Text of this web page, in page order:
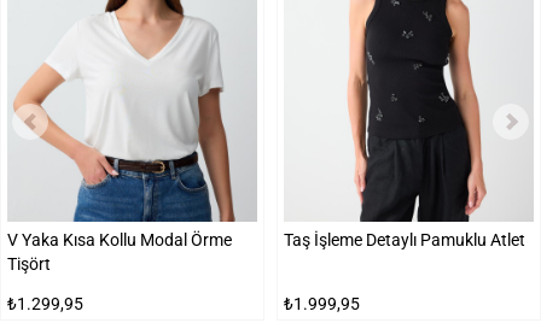
V Yaka Kısa Kollu Modal Örme
Tişört
₺1.299,95
Taş İşleme Detaylı Pamuklu Atlet
₺1.999,95